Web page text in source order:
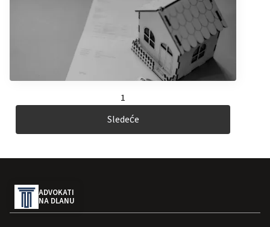
Ugovor o zakupu: Šta sve treba da
znate kada iznajmljujete
nekretninu
Pročitajte artikal
1
Sledeće
ADVOKATI
NA DLANU